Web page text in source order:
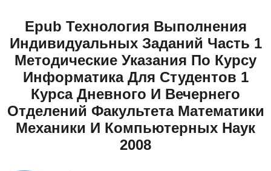
Epub Технология Выполнения
Индивидуальных Заданий Часть 1
Методические Указания По Курсу
Информатика Для Студентов 1
Курса Дневного И Вечернего
Отделений Факультета Математики
Механики И Компьютерных Наук
2008